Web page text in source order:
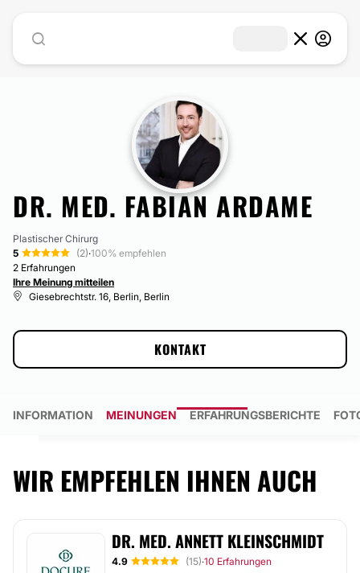
DR. MED. FABIAN ARDAME
Plastischer Chirurg
5
(2)·100% empfehlen
2 Erfahrungen
Ihre Meinung mitteilen
Giesebrechtstr. 16, Berlin, Berlin
KONTAKT
INFORMATION MEINUNGEN ERFAHRUNGSBERICHTE
WIR EMPFEHLEN IHNEN AUCH
DR. MED. ANNETT KLEINSCHMIDT
4.9 (15)·10 Erfahrungen